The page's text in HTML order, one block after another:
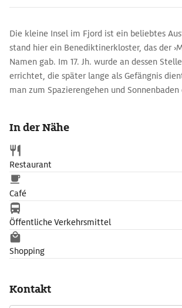
Die kleine Insel im Fjord ist ein beliebtes
stand hier ein Benediktinerkloster, das der
Namen gab. Im 17. Jh. wurde an dessen
errichtet, die später lange als Gefängnis
man zum Spazierengehen und
In der Nähe
Restaurant
Café
Öffentliche Verkehrsmittel
Shopping
Kontakt